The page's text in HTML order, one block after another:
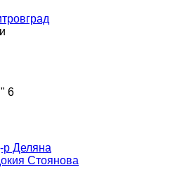
6
р Деляна
Стоянова